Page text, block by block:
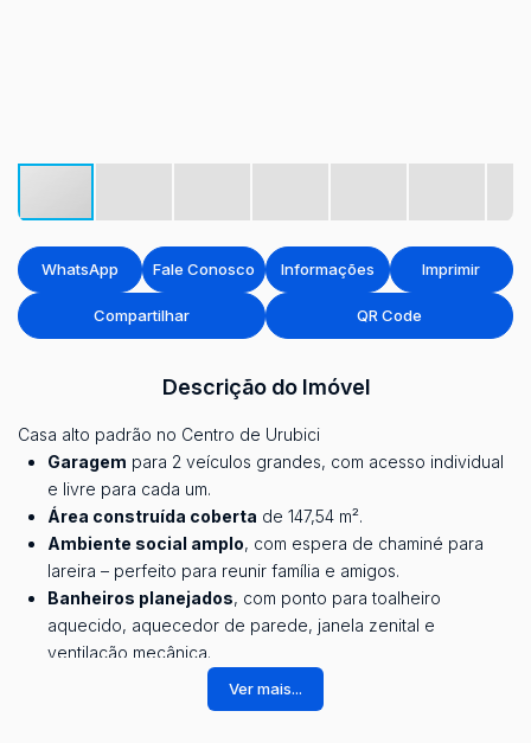
WhatsApp Fale Conosco Informações Imprimir
Compartilhar QR Code
Descrição do Imóvel
Casa alto padrão no Centro de Urubici
Garagem para 2 veículos grandes, com acesso individual
e livre para cada um.
Área construída coberta de 147,54 m².
Ambiente social amplo, com espera de chaminé para
lareira – perfeito para reunir família e amigos.
Banheiros planejados, com ponto para toalheiro
aquecido, aquecedor de parede, janela zenital e
ventilação mecânica.
de 48 m² nos fundos.
Tubulação de água quentenos banheiros, cozinha e
Ver mais...